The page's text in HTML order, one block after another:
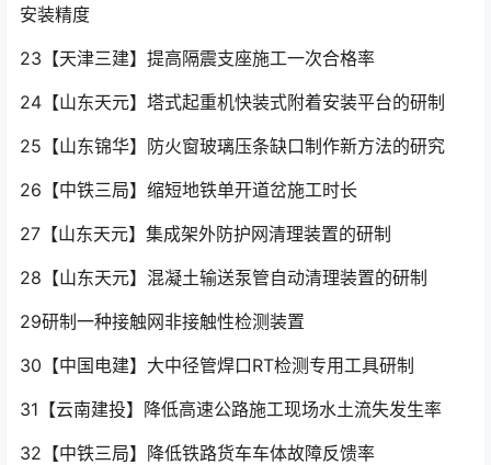
安装精度
23【天津三建】提高隔震支座施工一次合格率
24【山东天元】塔式起重机快装式附着安装平台的研制
25【山东锦华】防火窗玻璃压条缺口制作新方法的研究
26【中铁三局】缩短地铁单开道岔施工时长
27【山东天元】集成架外防护网清理装置的研制
28【山东天元】混凝土输送泵管自动清理装置的研制
29研制一种接触网非接触性检测装置
30【中国电建】大中径管焊口RT检测专用工具研制
31【云南建投】降低高速公路施工现场水土流失发生率
32【中铁三局】降低铁路货车车体故障反馈率